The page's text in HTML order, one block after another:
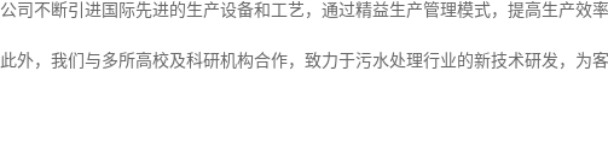
公司不断引进国际先进的生产设备和工艺，通过精益生产管理模式，提高生产效率
此外，我们与多所高校及科研机构合作，致力于污水处理行业的新技术研发，为